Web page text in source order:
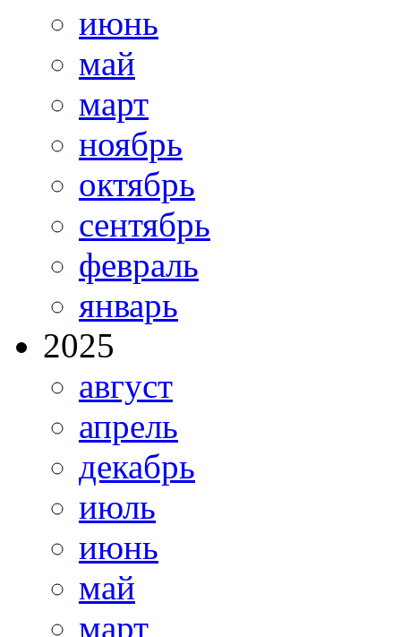
июнь
май
март
ноябрь
октябрь
сентябрь
февраль
январь
2025
август
апрель
декабрь
июль
июнь
май
март